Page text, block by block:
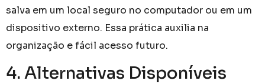
salva em um local seguro no computador ou em um
dispositivo externo. Essa prática auxilia na
organização e fácil acesso futuro.
4. Alternativas Disponíveis